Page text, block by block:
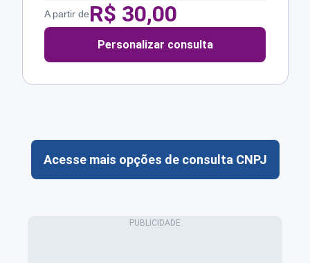
A partir deR$ 30,00
Personalizar consulta
Acesse mais opções de consulta CNPJ